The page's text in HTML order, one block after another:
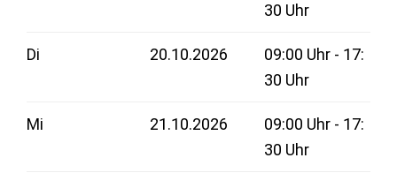
30 Uhr
Di 20.10.2026
09:00 Uhr - 17:
30 Uhr
Mi 21.10.2026
09:00 Uhr - 17:
30 Uhr